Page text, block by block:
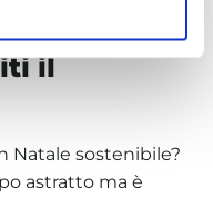
il
Natale sostenibile?
astratto ma è